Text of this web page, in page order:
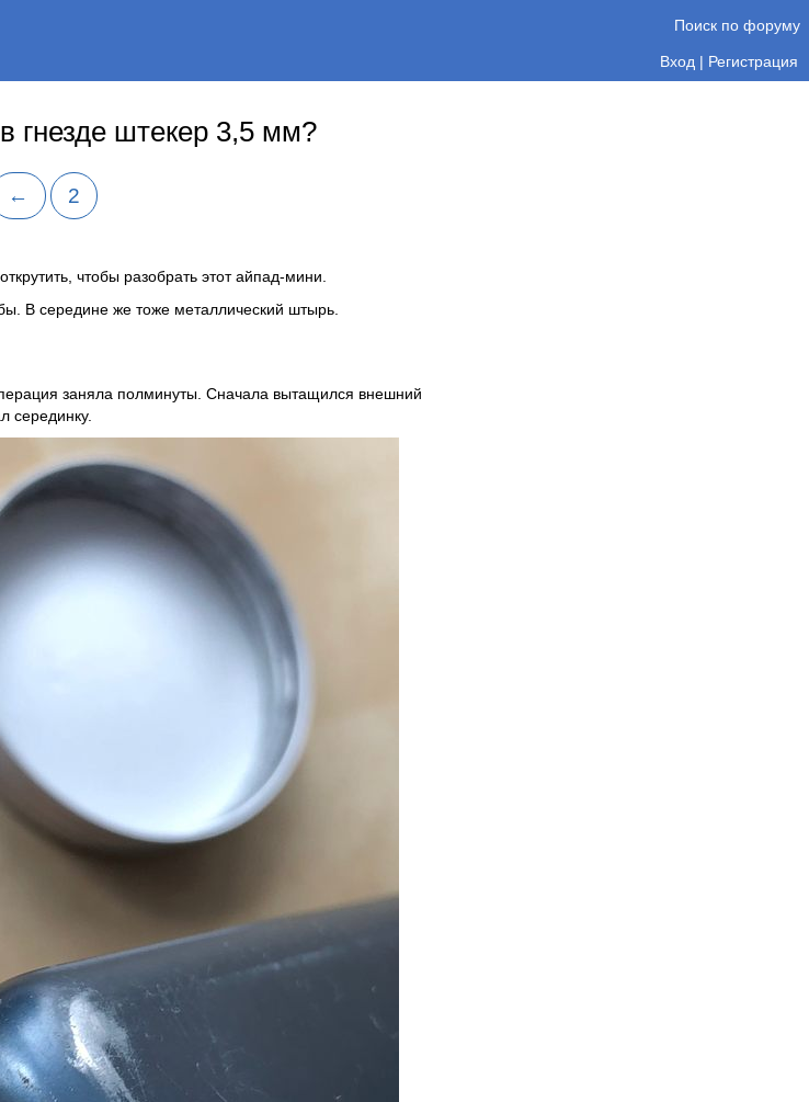
Поиск по форуму
Вход | Регистрация
гнезде штекер 3,5 мм?
← 2
чтобы разобрать этот айпад-мини.
В середине же тоже металлический штырь.
заняла полминуты. Сначала вытащился внешний
серединку.